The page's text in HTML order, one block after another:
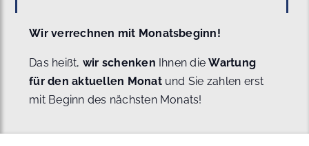
Wir verrechnen mit Monatsbeginn!
Das heißt, wir schenken Ihnen dieWartung
für den aktuellen Monat und Sie zahlen erst
mit Beginn des nächsten Monats!